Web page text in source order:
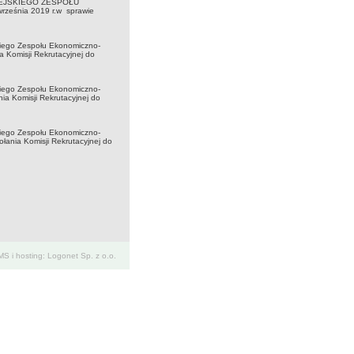
ZESPOŁU
2019 r.w sprawie
Zespołu Ekonomiczno-
Komisji Rekrutacyjnej do
Zespołu Ekonomiczno-
Komisji Rekrutacyjnej do
Zespołu Ekonomiczno-
Komisji Rekrutacyjnej do
i hosting: Logonet Sp. z o.o.